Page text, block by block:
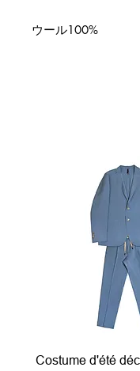
ウール100%
Costume d'été